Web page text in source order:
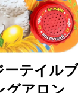
ーテイルブ